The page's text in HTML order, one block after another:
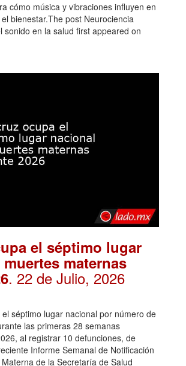
cómo música y vibraciones influyen en
bienestar.The post Neurociencia
sonido en la salud first appeared on
el séptimo lugar
maternas
. 22 de Julio, 2026
séptimo lugar nacional por número de
las primeras 28 semanas
al registrar 10 defunciones, de
Informe Semanal de Notificación
de la Secretaría de Salud